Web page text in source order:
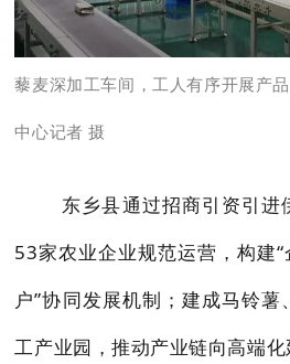
藜麦深加工车间，工人有序开展产
中心记者 摄
东乡县通过招商引资引进
53家农业企业规范运营，构建
户”协同发展机制；建成马铃
工产业园，推动产业链向高端化